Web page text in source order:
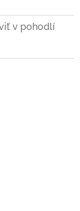
v pohodlí